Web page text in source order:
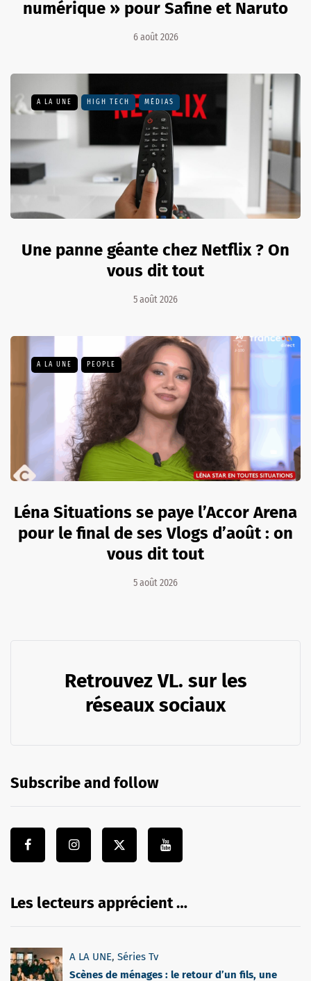
numérique » pour Safine et Naruto
6 août 2026
A LA UNE HIGH TECH MÉDIAS
Une panne géante chez Netflix ? On
vous dit tout
5 août 2026
A LA UNE PEOPLE
Léna Situations se paye l’Accor Arena
pour le final de ses Vlogs d’août : on
vous dit tout
5 août 2026
Retrouvez VL. sur les
réseaux sociaux
Subscribe and follow
Les lecteurs apprécient …
A LA UNE, Séries Tv
Scènes de ménages : le retour d’un fils, une